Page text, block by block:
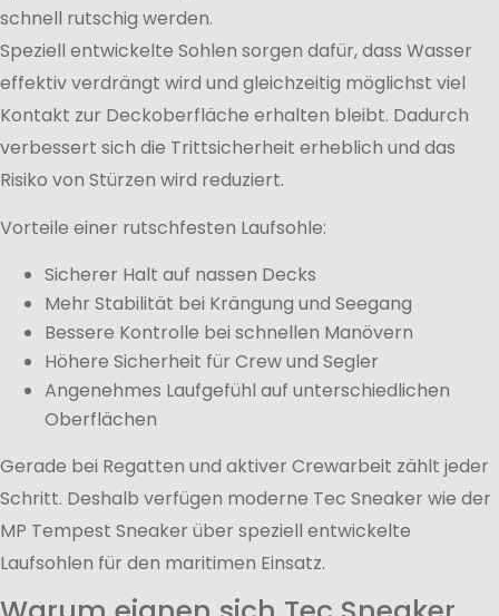
schnell rutschig werden.
Speziell entwickelte Sohlen sorgen dafür, dass Wasser
effektiv verdrängt wird und gleichzeitig möglichst viel
Kontakt zur Deckoberfläche erhalten bleibt. Dadurch
verbessert sich die Trittsicherheit erheblich und das
Risiko von Stürzen wird reduziert.
Vorteile einer rutschfesten Laufsohle:
Sicherer Halt auf nassen Decks
Mehr Stabilität bei Krängung und Seegang
Bessere Kontrolle bei schnellen Manövern
Höhere Sicherheit für Crew und Segler
Angenehmes Laufgefühl auf unterschiedlichen
Oberflächen
Gerade bei Regatten und aktiver Crewarbeit zählt jeder
Schritt. Deshalb verfügen moderne Tec Sneaker wie der
MP Tempest Sneaker über speziell entwickelte
Laufsohlen für den maritimen Einsatz.